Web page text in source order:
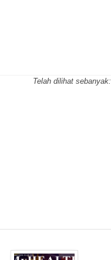
Telah dilihat sebanyak: